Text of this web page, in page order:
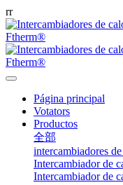
rr
Página principal
Votators
Productos
全部
intercambiadores
Intercambiador de
Intercambiador de